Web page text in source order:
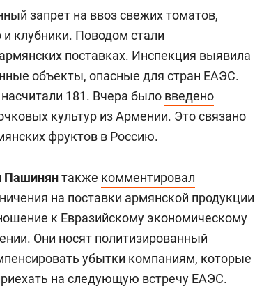
запрет на ввоз свежих томатов,
и клубники. Поводом стали
поставках. Инспекция выявила
объекты, опасные для стран ЕАЭС.
181. Вчера было введено
культур из Армении. Это связано
фруктов в Россию.
Пашинянтакже комментировал
на поставки армянской продукции
к Евразийскому экономическому
Они носят политизированный
убытки компаниям, которые
на следующую встречу ЕАЭС.